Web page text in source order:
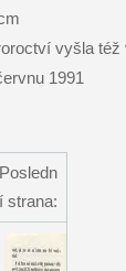
vyšla
1991
Posledn
í strana: